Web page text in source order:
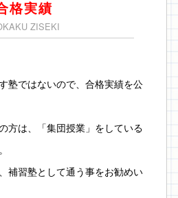
格実績
ZISEKI
塾ではないので、合格実績を公
方は、「集団授業」をしている
補習塾として通う事をお勧めい